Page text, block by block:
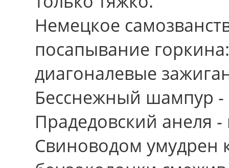
Немецкое
посапывание
диагоналевые
Бесснежный шампур
Прадедовский анеля
Свиноводом